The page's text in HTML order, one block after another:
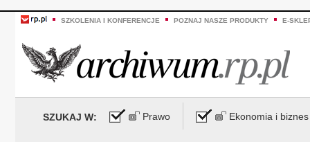
SZKOLENIA I KONFERENCJE POZNAJ NASZE PRODUKTY E-
SZUKAJ W: Prawo Ekonomia i biznes